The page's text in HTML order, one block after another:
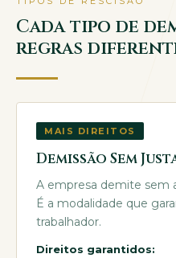
Cada tipo de
regras
MAIS DIREITOS
Demissão Sem
A empresa demite sem
É a modalidade que
trabalhador.
Direitos garantidos: